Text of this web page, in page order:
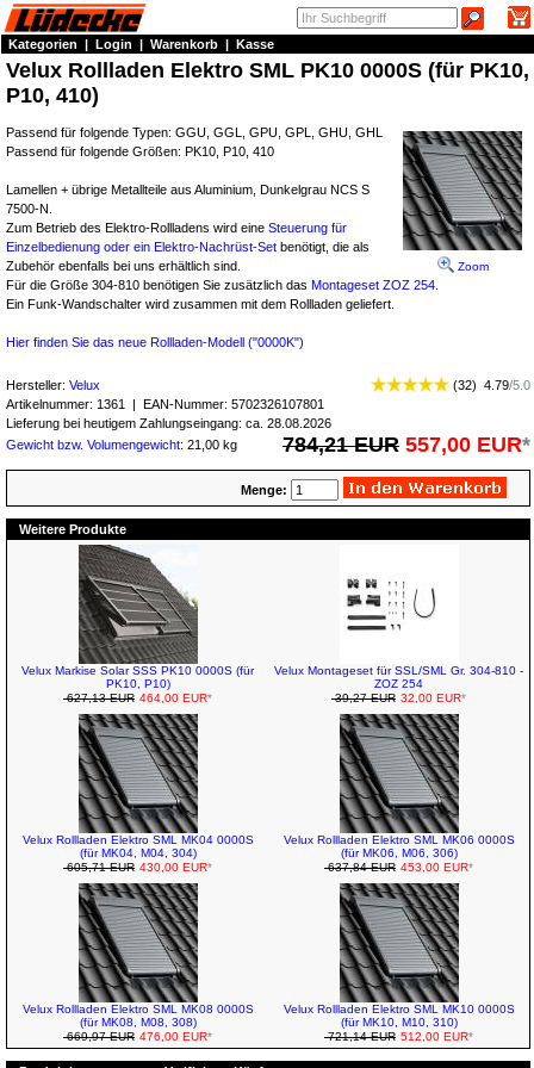
Kategorien | Login | Warenkorb | Kasse
Velux Rollladen Elektro SML PK10 0000S (für PK10,
P10, 410)
Zoom
Passend für folgende Typen: GGU, GGL, GPU, GPL, GHU, GHL
Passend für folgende Größen: PK10, P10, 410
Lamellen + übrige Metallteile aus Aluminium, Dunkelgrau NCS S
7500-N.
Zum Betrieb des Elektro-Rollladens wird eine Steuerung für
Einzelbedienung oder ein Elektro-Nachrüst-Set benötigt, die als
Zubehör ebenfalls bei uns erhältlich sind.
Für die Größe 304-810 benötigen Sie zusätzlich das Montageset ZOZ 254
Ein Funk-Wandschalter wird zusammen mit dem Rollladen geliefert.
Hier finden Sie das neue Rollladen-Modell ("0000K")
Hersteller: Velux (32) 4.79/5.0
Artikelnummer: 1361 | EAN-Nummer: 5702326107801
Lieferung bei heutigem Zahlungseingang: ca. 28.08.2026
Gewicht bzw. Volumengewicht: 21,00 kg 784,21 EUR 557,00 EUR*
Menge:
Weitere Produkte
Velux Markise Solar SSS PK10 0000S (für
PK10, P10)
627,13 EUR 464,00 EUR*
Velux Montageset für SSL/SML Gr. 304-810 -
ZOZ 254
39,27 EUR 32,00 EUR*
Velux Rollladen Elektro SML MK04 0000S
(für MK04, M04, 304)
605,71 EUR 430,00 EUR*
Velux Rollladen Elektro SML MK06 0000S
(für MK06, M06, 306)
637,84 EUR 453,00 EUR*
Velux Rollladen Elektro SML MK08 0000S
(für MK08, M08, 308)
669,97 EUR 476,00 EUR*
Velux Rollladen Elektro SML MK10 0000S
(für MK10, M10, 310)
721,14 EUR 512,00 EUR*